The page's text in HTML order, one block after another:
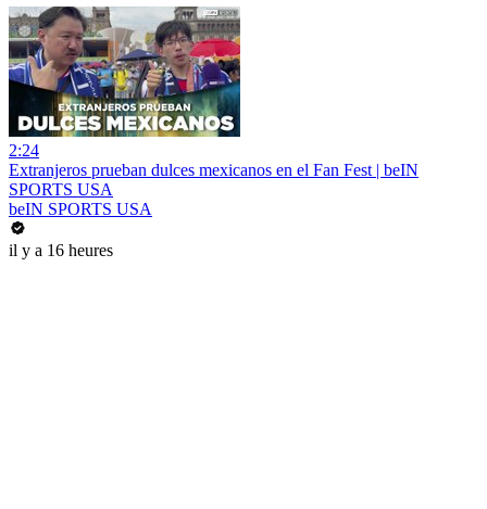
2:24
Extranjeros prueban dulces mexicanos en el Fan Fest | beIN
SPORTS USA
beIN SPORTS USA
il y a 16 heures